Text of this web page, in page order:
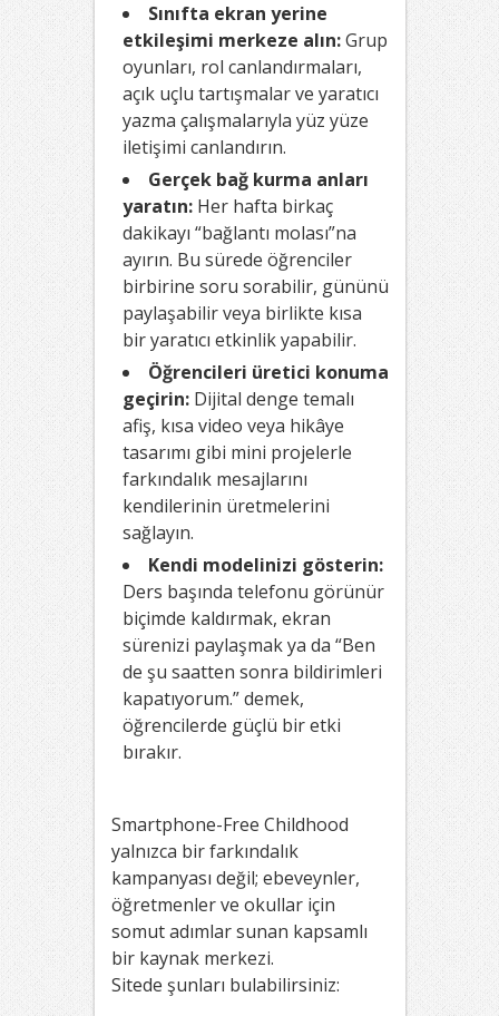
Sınıfta ekran yerine
etkileşimi merkeze alın:Grup
oyunları, rol canlandırmaları,
açık uçlu tartışmalar ve yaratıcı
yazma çalışmalarıyla yüz yüze
iletişimi canlandırın.
Gerçek bağ kurma anları
yaratın:Her hafta birkaç
dakikayı “bağlantı molası”na
ayırın. Bu sürede öğrenciler
birbirine soru sorabilir, gününü
paylaşabilir veya birlikte kısa
bir yaratıcı etkinlik yapabilir.
Öğrencileri üretici konuma
geçirin:Dijital denge temalı
afiş, kısa video veya hikâye
tasarımı gibi mini projelerle
farkındalık mesajlarını
kendilerinin üretmelerini
sağlayın.
Kendi modelinizi gösterin:
Ders başında telefonu görünür
biçimde kaldırmak, ekran
sürenizi paylaşmak ya da “Ben
de şu saatten sonra bildirimleri
kapatıyorum.” demek,
öğrencilerde güçlü bir etki
bırakır.
Smartphone-Free Childhood
yalnızca bir farkındalık
kampanyası değil; ebeveynler,
öğretmenler ve okullar için
somut adımlar sunan kapsamlı
bir kaynak merkezi.
Sitede şunları bulabilirsiniz: